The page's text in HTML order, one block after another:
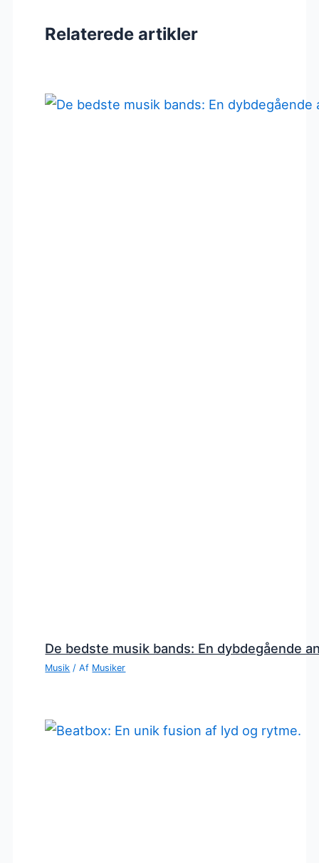
Relaterede artikler
De bedste musik bands: En dybdegående
Musik / Af Musiker